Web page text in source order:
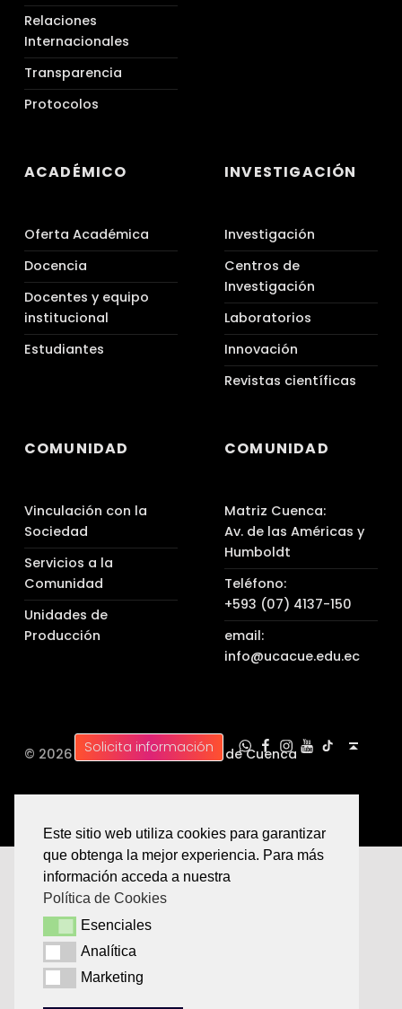
Relaciones
Internacionales
Transparencia
Protocolos
ACADÉMICO
Oferta Académica
Docencia
Docentes y equipo
institucional
Estudiantes
INVESTIGACIÓN
Investigación
Centros de
Investigación
Laboratorios
Innovación
Revistas científicas
COMUNIDAD
Vinculación con la
Sociedad
Servicios a la
Comunidad
Unidades de
Producción
COMUNIDAD
Matriz Cuenca:
Av. de las Américas y
Humboldt
Teléfono:
+593 (07) 4137-150
email:
info@ucacue.edu.ec
© 2026 | Universidad Católica de Cuenca
Solicita información
UC WhatsApp
UC en Facebook
UC en Instagram
UC en Youtube
UC Tiktok
Este sitio web utiliza cookies para garantizar
que obtenga la mejor experiencia. Para más
información acceda a nuestra
Política de Cookies
EsencialesEsenciales
AnalíticaAnalítica
MarketingMarketing